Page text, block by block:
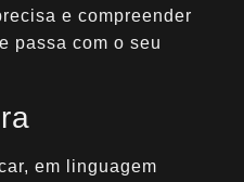
e compreender
passa com o seu
em linguagem